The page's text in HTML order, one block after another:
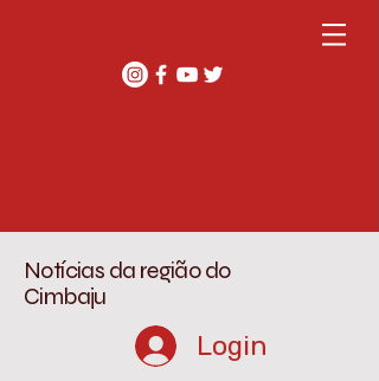
Notícias da região do
Cimbaju
Login